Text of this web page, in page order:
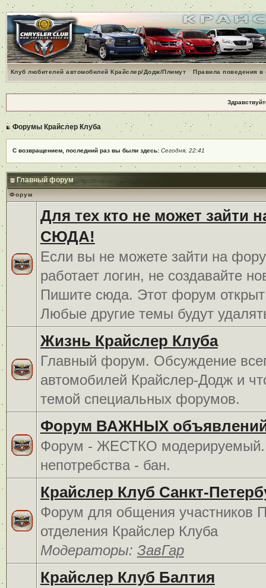
Клуб любителей автомобилей Крайслер/Додж/Плимут Правила поведения
Форумы Крайслер Клуба
С возвращением, последний раз вы были здесь: Сегодня, 22:41
Главный форум
Форум
Для тех кто не может зайти
СЮДА!
Если вы не можете зайти на
работает логин, не создавайте
Пишите сюда. Этот форум открыт
Любые другие темы будут
Жизнь Крайслер Клуба
Главный форум. Обсуждение
автомобилей Крайслер-Додж и
темой специальных форумов.
Форум ВАЖНЫХ
Форум - ЖЕСТКО
непотребства - бан.
Крайслер Клуб Санкт-
Форум для общения участников
отделения Крайслер Клуба
Модераторы: ЗавГар
Крайслер Клуб Балтия